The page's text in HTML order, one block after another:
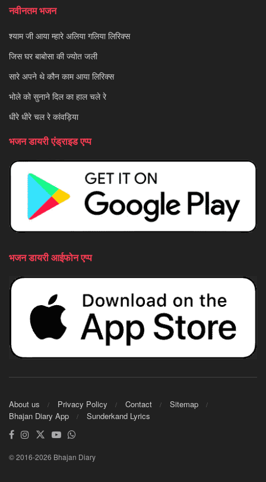
नवीनतम भजन
श्याम जी आया म्हारे अलिया गलिया लिरिक्स
जिस घर बाबोसा की ज्योत जली
सारे अपने थे कौन काम आया लिरिक्स
भोले को सुनाने दिल का हाल चले रे
धीरे धीरे चल रे कांवड़िया
भजन डायरी एंड्राइड एप्प
भजन डायरी आईफोन एप्प
About us Privacy Policy Contact
Sitemap
Bhajan Diary App
Sunderkand Lyrics
© 2016-2026 Bhajan Diary